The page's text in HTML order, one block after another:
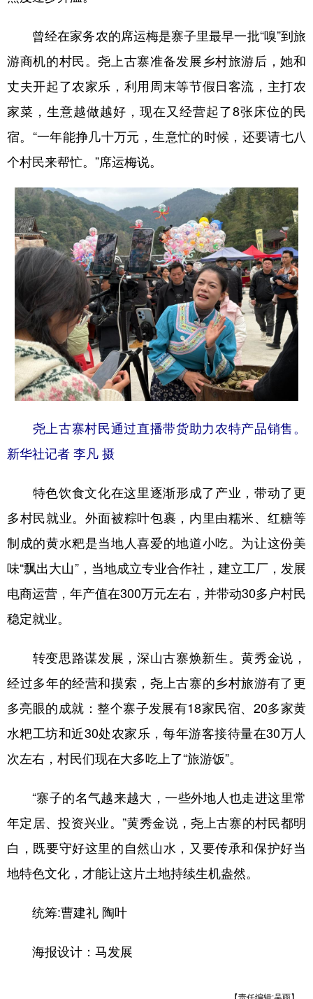
曾经在家务农的席运梅是寨子里最早一批“嗅”到旅
游商机的村民。尧上古寨准备发展乡村旅游后，她和
丈夫开起了农家乐，利用周末等节假日客流，主打农
家菜，生意越做越好，现在又经营起了8张床位的民
宿。“一年能挣几十万元，生意忙的时候，还要请七八
个村民来帮忙。”席运梅说。
尧上古寨村民通过直播带货助力农特产品销售。
新华社记者 李凡 摄
特色饮食文化在这里逐渐形成了产业，带动了更
多村民就业。外面被粽叶包裹，内里由糯米、红糖等
制成的黄水粑是当地人喜爱的地道小吃。为让这份美
味“飘出大山”，当地成立专业合作社，建立工厂，发展
电商运营，年产值在300万元左右，并带动30多户村民
稳定就业。
转变思路谋发展，深山古寨焕新生。黄秀金说，
经过多年的经营和摸索，尧上古寨的乡村旅游有了更
多亮眼的成就：整个寨子发展有18家民宿、20多家黄
水粑工坊和近30处农家乐，每年游客接待量在30万人
次左右，村民们现在大多吃上了“旅游饭”。
“寨子的名气越来越大，一些外地人也走进这里常
年定居、投资兴业。”黄秀金说，尧上古寨的村民都明
白，既要守好这里的自然山水，又要传承和保护好当
地特色文化，才能让这片土地持续生机盎然。
统筹:曹建礼 陶叶
海报设计：马发展